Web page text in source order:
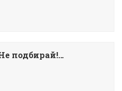
подбирай!...